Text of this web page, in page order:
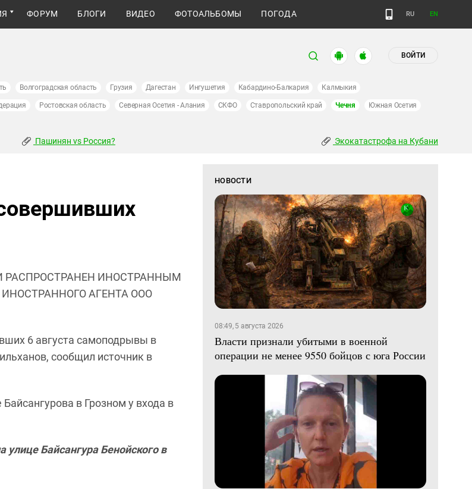
ФОРУМ БЛОГИ ВИДЕО ФОТОАЛЬБОМЫ ПОГОДА RU EN
ВОЙТИ
Волгоградская область Грузия Дагестан Ингушетия Кабардино-Балкария Калмыкия
Ростовская область Северная Осетия - Алания СКФО Ставропольский край Чечня Южная Осетия
Пашинян vs Россия? Экокатастрофа на Кубани
ИНОСТРАННЫМ
АГЕНТА ООО
6 августа самоподрывы в
сообщил источник в
Байсангурова в Грозном у входа в
Байсангура Бенойского в
НОВОСТИ
08:49, 5 августа 2026
Власти признали убитыми в военной
операции не менее 9550 бойцов с юга России